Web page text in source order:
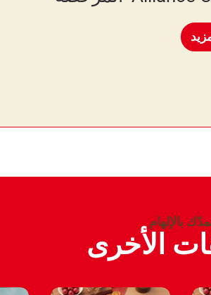
بالإلهام
الأخرى